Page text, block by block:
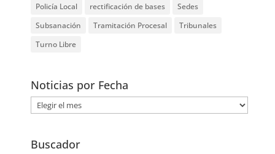
Policía Local
rectificación de bases
Sedes
Subsanación
Tramitación Procesal
Tribunales
Turno Libre
Noticias por Fecha
Noticias
por
Buscador